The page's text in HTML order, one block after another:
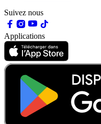
Suivez nous
Applications